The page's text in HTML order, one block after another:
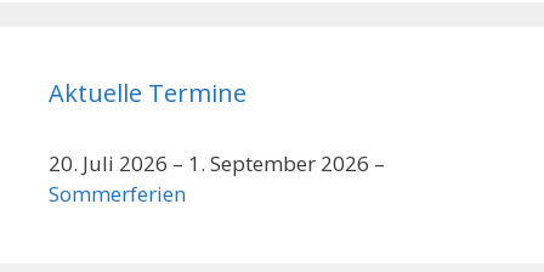
Aktuelle Termine
20. Juli 2026 – 1. September 2026 –
Sommerferien